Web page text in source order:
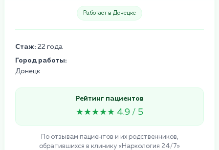
Работает в Донецке
Стаж: 22 года
Город работы:
Донецк
Рейтинг пациентов
★★★★★ 4.9 / 5
По отзывам пациентов и их родственников,
обратившихся в клинику «Наркология 24/7»